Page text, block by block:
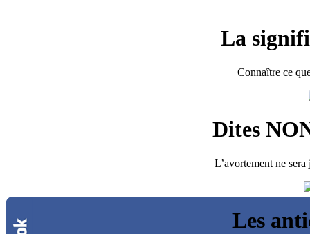
La
Connaître ce
Dites
L’avortement ne
Les